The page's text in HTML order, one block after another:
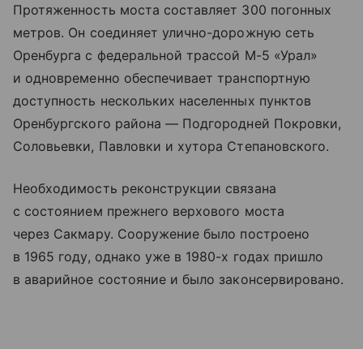
Протяженность моста составляет 300 погонных
метров. Он соединяет улично-дорожную сеть
Оренбурга с федеральной трассой М-5 «Урал»
и одновременно обеспечивает транспортную
доступность нескольких населенных пунктов
Оренбургского района — Подгородней Покровки,
Соловьевки, Павловки и хутора Степановского.
Необходимость реконструкции связана
с состоянием прежнего верхового моста
через Сакмару. Сооружение было построено
в 1965 году, однако уже в 1980-х годах пришло
в аварийное состояние и было законсервировано.